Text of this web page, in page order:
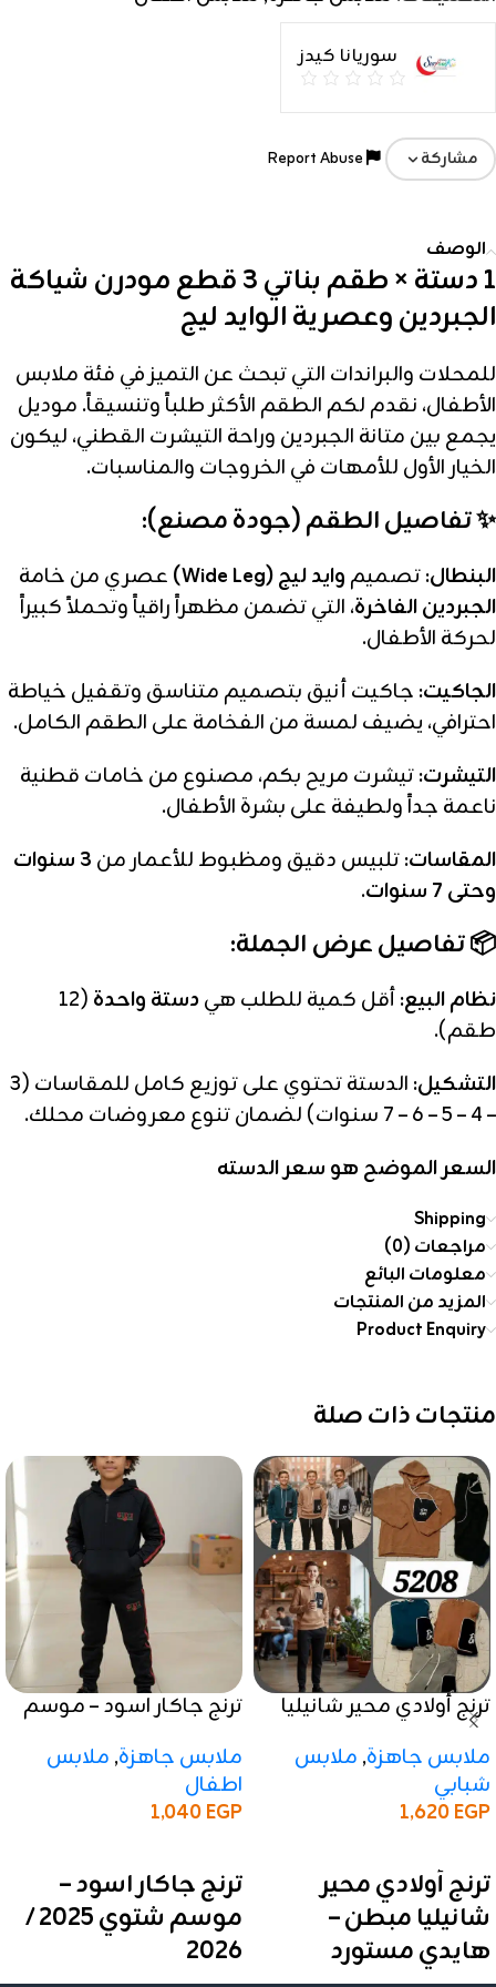
سوريانا كيدز
مشاركة
الوصف
1 دستة × طقم بناتي 3 قطع مودرن شياكة
الجبردين وعصرية الوايد ليج
للمحلات والبراندات التي تبحث عن التميز في فئة ملابس
الأطفال، نقدم لكم الطقم الأكثر طلباً وتنسيقاً. موديل
يجمع بين متانة الجبردين وراحة التيشرت القطني، ليكون
الخيار الأول للأمهات في الخروجات والمناسبات.
✨ تفاصيل الطقم (جودة مصنع):
البنطال:تصميم وايد ليج (Wide Leg)
عصري من خامة
الجبردين الفاخرة، التي تضمن مظهراً راقياً وتحملاً كبيراً
لحركة الأطفال.
الجاكيت: جاكيت أنيق بتصميم متناسق وتقفيل خياطة
احترافي، يضيف لمسة من الفخامة على الطقم الكامل.
التيشرت:تيشرت مريح بكم، مصنوع من خامات قطنية
ناعمة جداً ولطيفة على بشرة الأطفال.
المقاسات:تلبيس دقيق ومظبوط للأعمار من
3 سنوات
وحتى 7 سنوات
.
📦 تفاصيل عرض الجملة:
نظام البيع:أقل كمية للطلب هيدستة واحدة (12
طقم).
التشكيل:
الدستة تحتوي على توزيع كامل للمقاسات (3
– 4 – 5 – 6 – 7 سنوات) لضمان تنوع معروضات محلك.
السعر الموضح هو سعر الدسته
Shipping
مراجعات (0)
معلومات البائع
المزيد من المنتجات
Product Enquiry
منتجات ذات صلة
ترنج أولادي محير شانيليا
مبطن – هايدي مستورد
ملابس جاهزة, ملابس
شبابي
1,620EGP
ترنج أولادي محير
شانيليا مبطن –
هايدي مستورد
ترنج جاكار اسود – موسم
ملابس جاهزة, ملابس
اطفال
1,040EGP
ترنج جاكار اسود –
موسم شتوي 2025 /
2026